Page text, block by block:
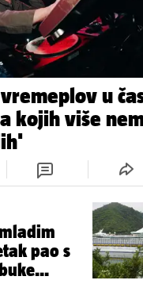
u
kojih više
pao s